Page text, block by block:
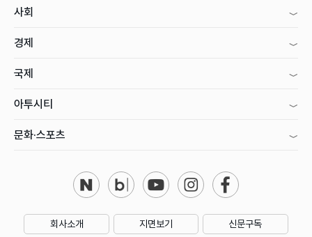
사회
경제
국제
아투시티
문화·스포츠
회사소개 지면보기 신문구독